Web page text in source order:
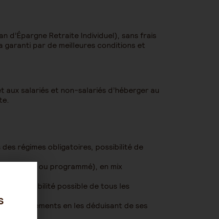
d’Épargne Retraite Individuel), sans frais
garanti par de meilleures conditions et
aux salariés et non-salariés d’héberger au
régimes obligatoires, possibilité de
(libre ou programmé), en mix
possible de tous les
versements en les déduisant de ses